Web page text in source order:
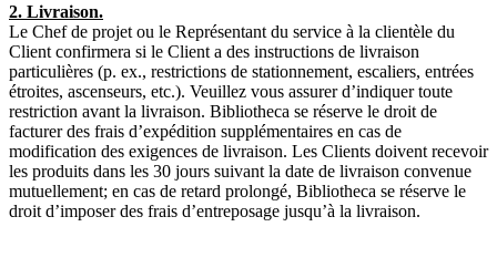
2. Livraison.
Le Chef de projet ou le Représentant du service à la clientèle du
Client confirmera si le Client a des instructions de livraison
particulières (p. ex., restrictions de stationnement, escaliers, entrées
étroites, ascenseurs, etc.). Veuillez vous assurer d’indiquer toute
restriction avant la livraison. Bibliotheca se réserve le droit de
facturer des frais d’expédition supplémentaires en cas de
modification des exigences de livraison. Les Clients doivent recevoir
les produits dans les 30 jours suivant la date de livraison convenue
mutuellement; en cas de retard prolongé, Bibliotheca se réserve le
droit d’imposer des frais d’entreposage jusqu’à la livraison.